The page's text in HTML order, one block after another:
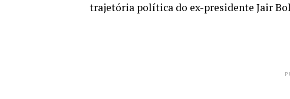
trajetória política do ex-presidente Jair